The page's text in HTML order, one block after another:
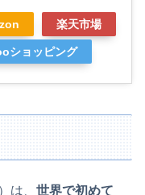
楽天市場
ショッピング
は、 世界で初めて